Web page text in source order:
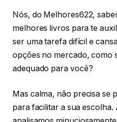
Nós, do Melhores622,
melhores livros para te
ser uma tarefa difícil e
opções no mercado, como
adequado para você?
Mas calma, não precisa se
para facilitar a sua